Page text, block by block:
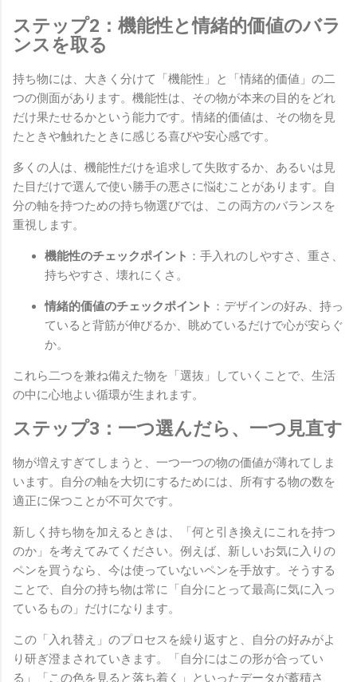
ステップ2：機能性と情緒的価値のバラ
ンスを取る
持ち物には、大きく分けて「機能性」と「情緒的価値」の二
つの側面があります。機能性は、その物が本来の目的をどれ
だけ果たせるかという能力です。情緒的価値は、その物を見
たときや触れたときに感じる喜びや安心感です。
多くの人は、機能性だけを追求して失敗するか、あるいは見
た目だけで選んで使い勝手の悪さに悩むことがあります。自
分の軸を持つための持ち物選びでは、この両方のバランスを
重視します。
機能性のチェックポイント ：手入れのしやすさ、重さ、
持ちやすさ、壊れにくさ。
情緒的価値のチェックポイント ：デザインの好み、持っ
ていると背筋が伸びるか、眺めているだけで心が安らぐ
か。
これら二つを兼ね備えた物を「選抜」していくことで、生活
の中に心地よい循環が生まれます。
ステップ3：一つ選んだら、一つ見直す
物が増えすぎてしまうと、一つ一つの物の価値が薄れてしま
います。自分の軸を大切にするためには、所有する物の数を
適正に保つことが不可欠です。
新しく持ち物を加えるときは、「何と引き換えにこれを持つ
のか」を考えてみてください。例えば、新しいお気に入りの
ペンを買うなら、今は使っていないペンを手放す。そうする
ことで、自分の持ち物は常に「自分にとって最高に気に入っ
ているもの」だけになります。
この「入れ替え」のプロセスを繰り返すと、自分の好みがよ
り研ぎ澄まされていきます。「自分にはこの形が合ってい
る」「この色を見ると落ち着く」といったデータが蓄積さ